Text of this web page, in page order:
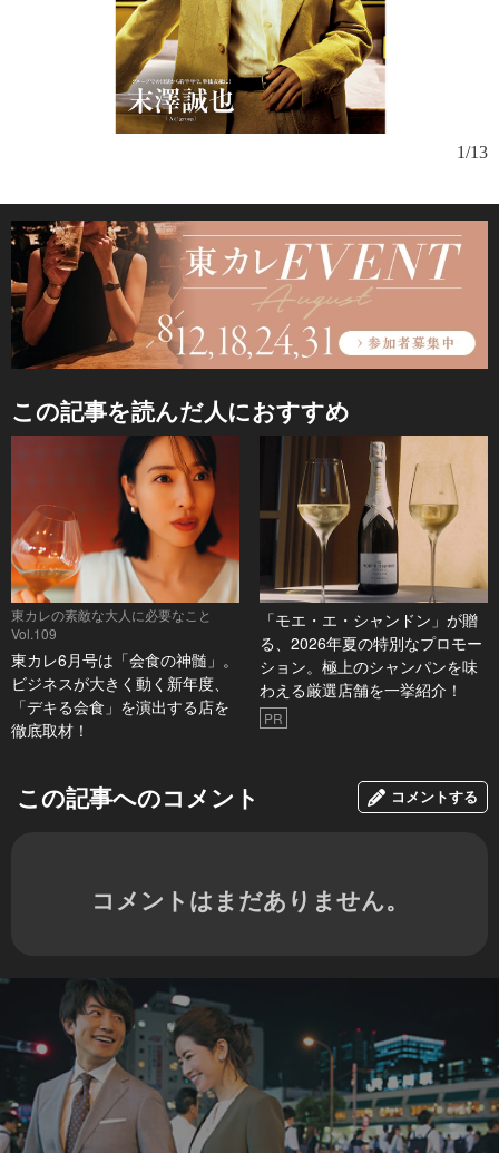
1/13
この記事を読んだ人におすすめ
東カレの素敵な大人に必要なこと
Vol.109
東カレ6月号は「会食の神髄」。
ビジネスが大きく動く新年度、
「デキる会食」を演出する店を
徹底取材！
「モエ・エ・シャンドン」が贈
る、2026年夏の特別なプロモー
ション。極上のシャンパンを味
わえる厳選店舗を一挙紹介！
PR
この記事へのコメント コメントする
コメントはまだありません。